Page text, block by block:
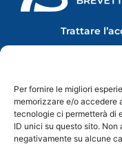
Per fornire le migliori
memorizzare e/o accedere
tecnologie ci permetterà di
ID unici su questo sito.
negativamente su alcune
Trattare
Le migliori soluzioni
L'AZIENDA
Chi Siamo
Contatti